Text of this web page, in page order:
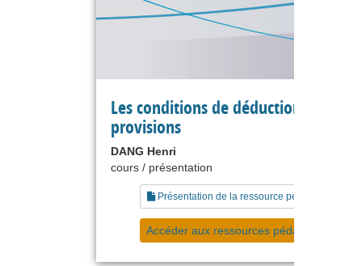
Les conditions de déduction des
provisions
DANG Henri
cours / présentation
Présentation de la ressource pédagogique
Accéder aux ressources pédagogiques